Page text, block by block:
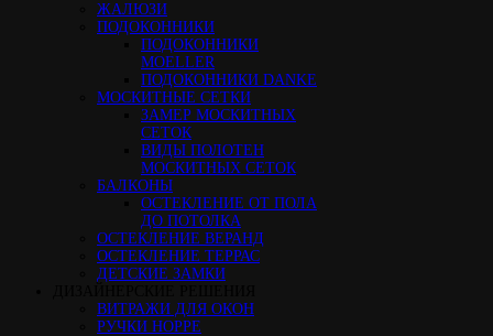
ЖАЛЮЗИ
ПОДОКОННИКИ
ПОДОКОННИКИ
MOELLER
ПОДОКОННИКИ DANKE
МОСКИТНЫЕ СЕТКИ
ЗАМЕР МОСКИТНЫХ
СЕТОК
ВИДЫ ПОЛОТЕН
МОСКИТНЫХ СЕТОК
БАЛКОНЫ
ОСТЕКЛЕНИЕ ОТ ПОЛА
ДО ПОТОЛКА
ОСТЕКЛЕНИЕ ВЕРАНД
ОСТЕКЛЕНИЕ ТЕРРАС
ДЕТСКИЕ ЗАМКИ
ВИТРАЖИ ДЛЯ ОКОН
РУЧКИ HOPPE